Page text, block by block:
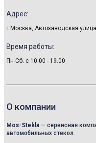
Адрес:
г.Москва, Автозаводская
Время работы:
Пн-Сб. с 10.00 - 19.00
О компании
Mos-Stekla — сервисная
автомобильных стекол.